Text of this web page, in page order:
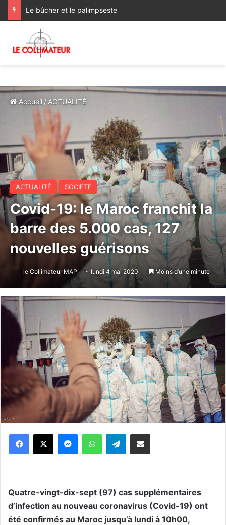
Le bûcher et le palimpseste
Accueil / ACTUALITÉ
ACTUALITÉ SOCIÉTÉ
Covid-19: le Maroc franchit la
barre des 5.000 cas, 127
nouvelles guérisons
le Collimateur MAP lundi 4 mai 2020 Moins d’une minute
WhatsApp Telegram
Quatre-vingt-dix-sept (97) cas supplémentaires
d’infection au nouveau coronavirus (Covid-19) ont
été confirmés au Maroc jusqu’à lundi à 10h00,